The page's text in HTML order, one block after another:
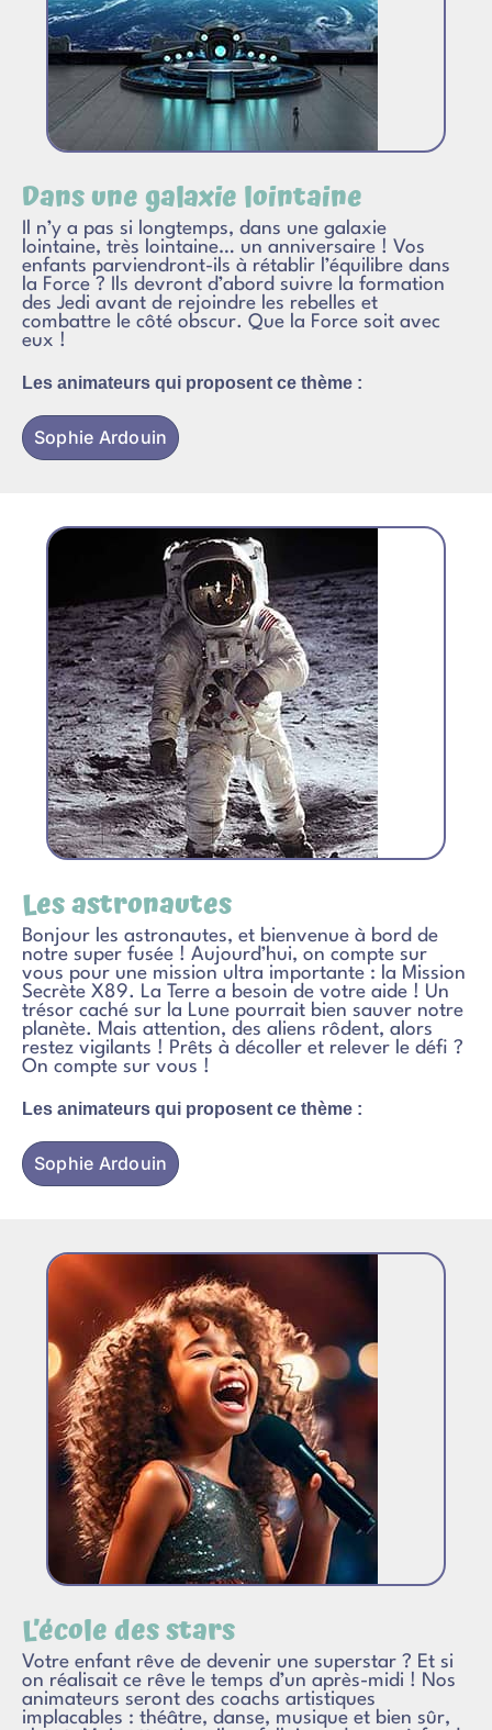
Dans une galaxie lointaine
Il n’y a pas si longtemps, dans une galaxie
lointaine, très lointaine… un anniversaire ! Vos
enfants parviendront-ils à rétablir l’équilibre dans
la Force ? Ils devront d’abord suivre la formation
des Jedi avant de rejoindre les rebelles et
combattre le côté obscur. Que la Force soit avec
eux !
Les animateurs qui proposent ce thème :
Sophie Ardouin
Les astronautes
Bonjour les astronautes, et bienvenue à bord de
notre super fusée ! Aujourd’hui, on compte sur
vous pour une mission ultra importante : la Mission
Secrète X89. La Terre a besoin de votre aide ! Un
trésor caché sur la Lune pourrait bien sauver notre
planète. Mais attention, des aliens rôdent, alors
restez vigilants ! Prêts à décoller et relever le défi ?
On compte sur vous !
Les animateurs qui proposent ce thème :
Sophie Ardouin
L’école des stars
Votre enfant rêve de devenir une superstar ? Et si
on réalisait ce rêve le temps d’un après-midi ! Nos
animateurs seront des coachs artistiques
implacables : théâtre, danse, musique et bien sûr,